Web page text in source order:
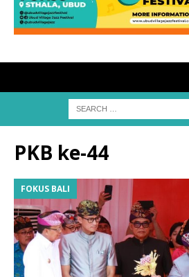
PKB ke-44
FOKUS BALI